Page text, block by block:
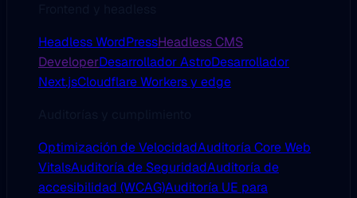
Headless WordPressHeadless CMS
DeveloperDesarrollador AstroDesarrollador
Next.jsCloudflare Workers y edge
Optimización de VelocidadAuditoría Core Web
VitalsAuditoría de SeguridadAuditoría de
accesibilidad (WCAG)Auditoría UE para